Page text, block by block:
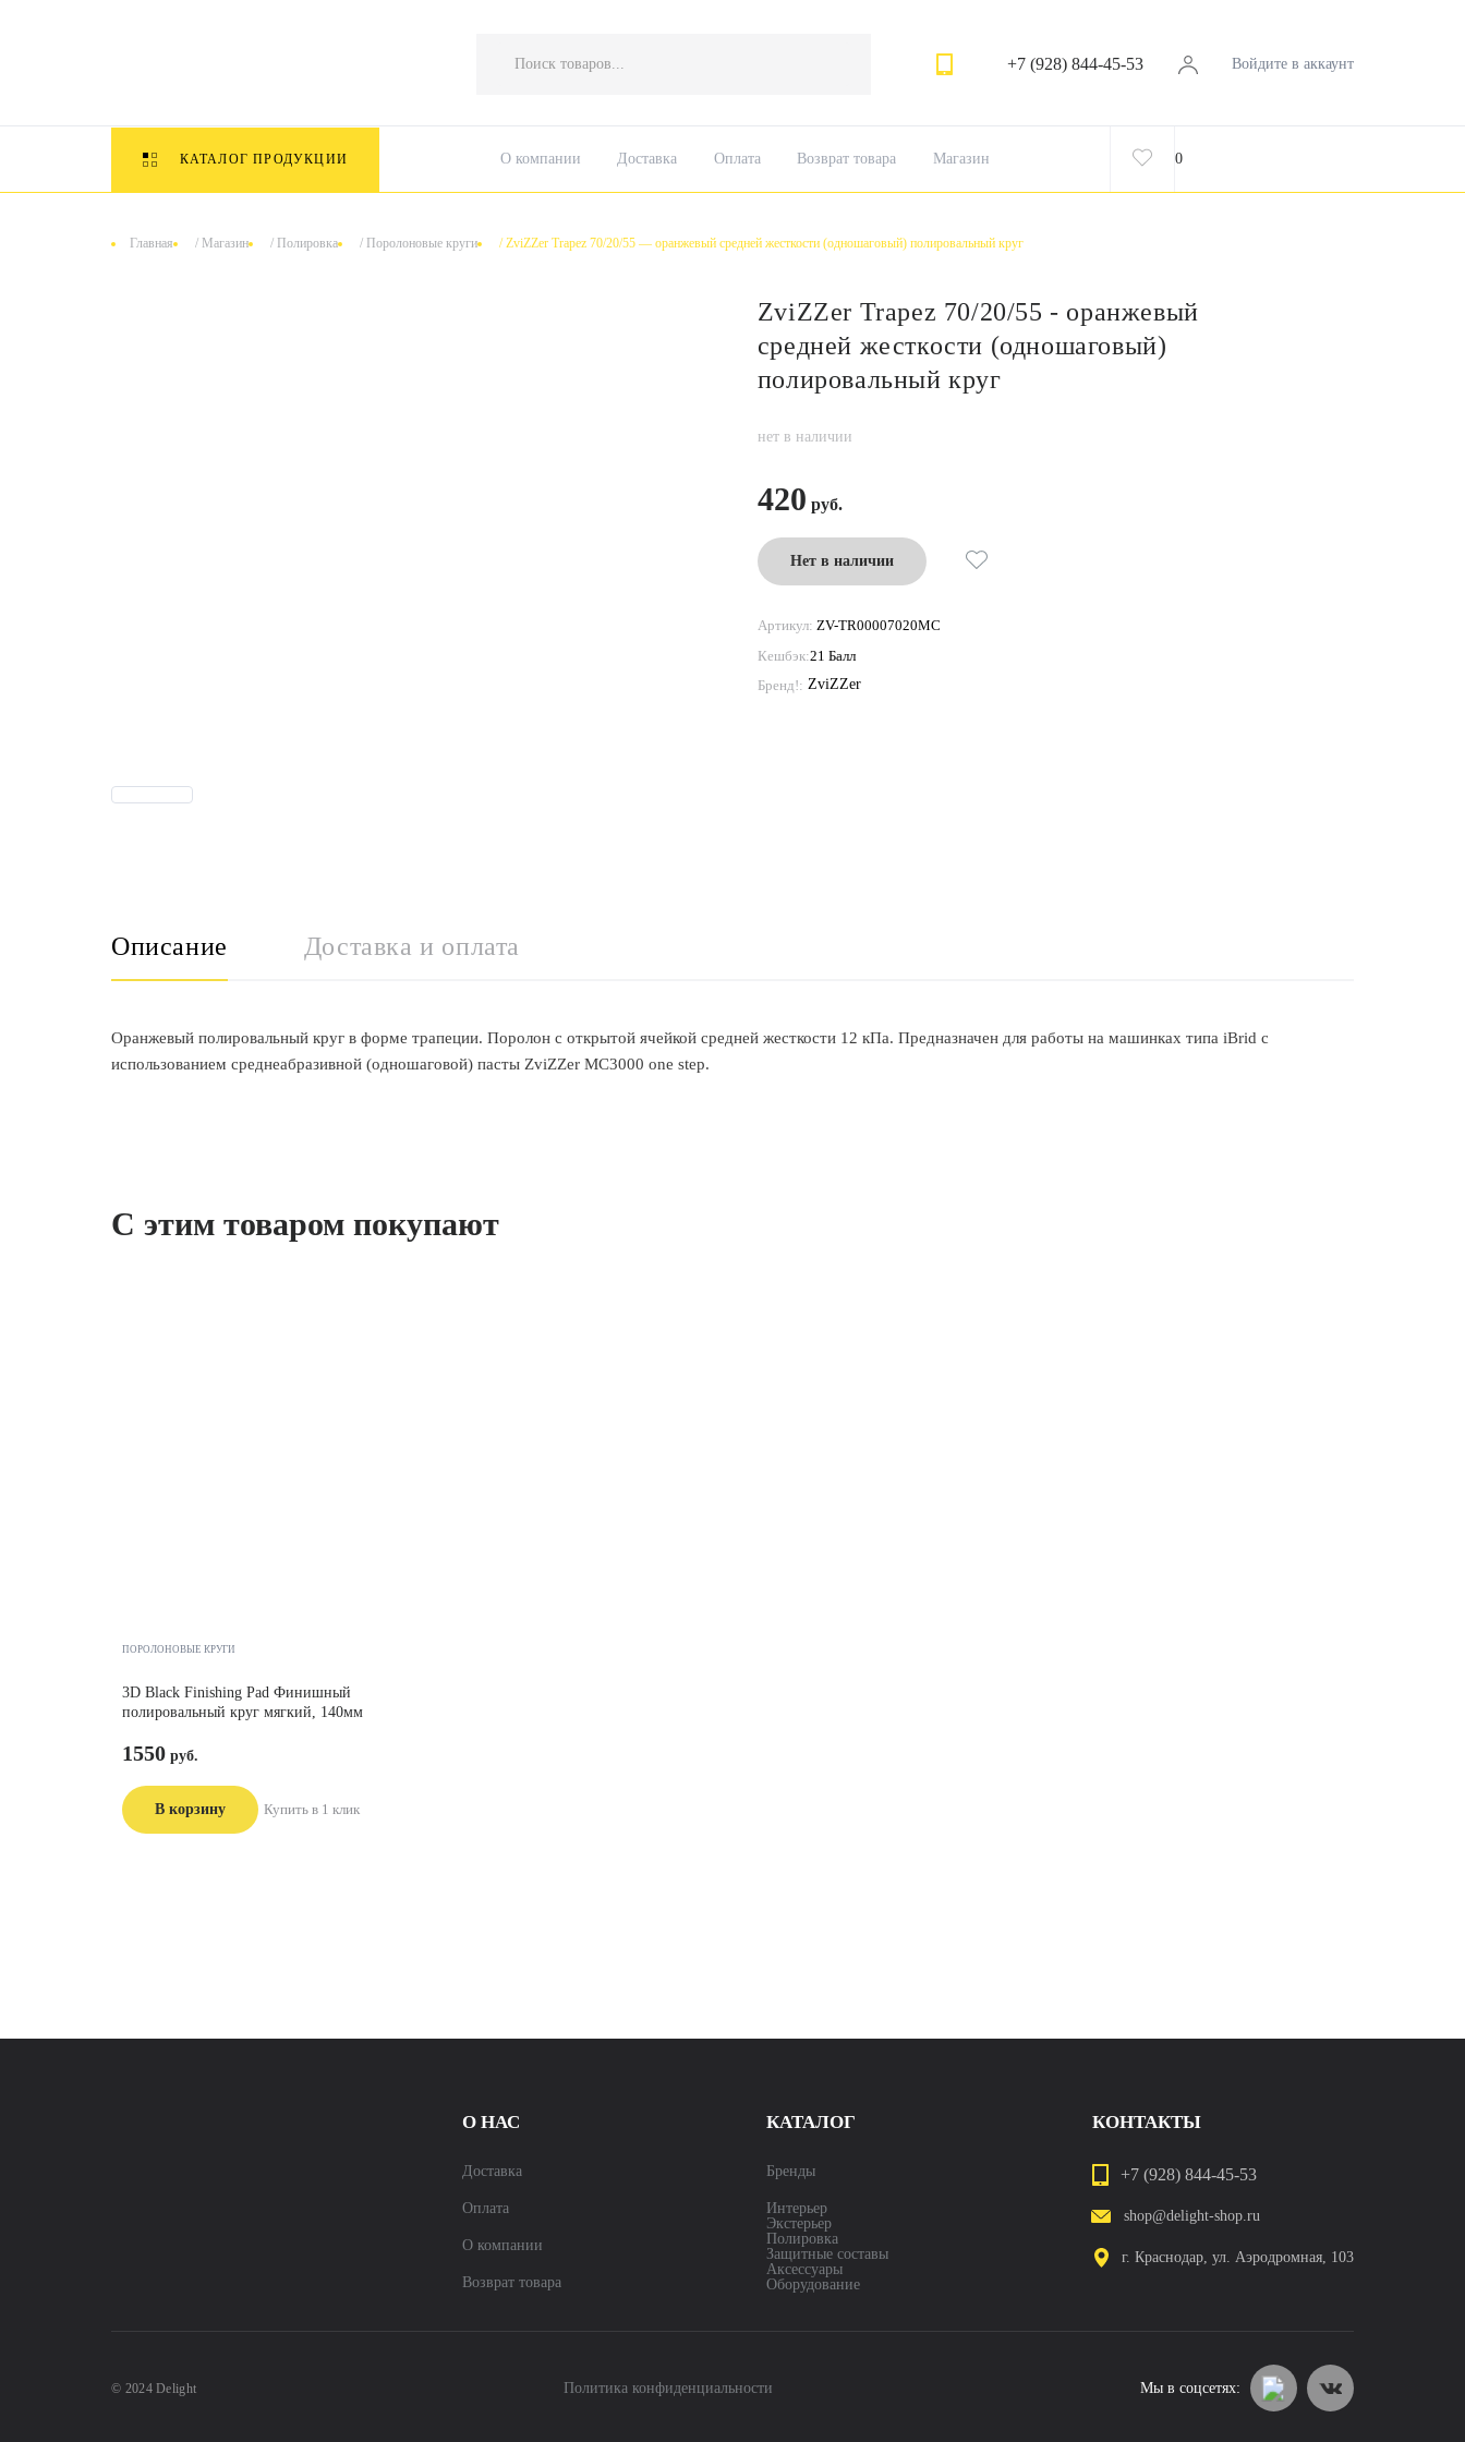
товаров
+7 (928) 844-45-53 Войдите в аккаунт
КАТАЛОГ ПРОДУКЦИИ О компании Доставка Оплата Возврат товара Магазин 0
Главная / Магазин / Полировка / Поролоновые круги /ZviZZer Trapez 70/20/55 — оранжевый средней жесткости (одношаговый) полировальный круг
ZviZZer Trapez 70/20/55 - оранжевый
средней жесткости (одношаговый)
полировальный круг
нет в наличии
420
Нет в наличии
Артикул: ZV-TR00007020MC
Кешбэк:21 Балл
Бренд!: ZviZZer
Описание Доставка и оплата
Оранжевый полировальный круг в форме трапеции. Поролон с открытой ячейкой средней жесткости 12 кПа. Предназначен для работы на машинках типа iBrid с
использованием среднеабразивной (одношаговой) пасты ZviZZer MC3000 one step.
С этим товаром покупают
ПОРОЛОНОВЫЕ КРУГИ
3D Black Finishing Pad Финишный
полировальный круг мягкий, 140мм
1550
В корзину Купить в 1 клик
О НАС
Доставка
Оплата
О компании
Возврат товара
КАТАЛОГ
Бренды
Интерьер
Экстерьер
Полировка
Защитные составы
Аксессуары
Оборудование
КОНТАКТЫ
+7 (928) 844-45-53
shop@delight-shop.ru
г. Краснодар, ул. Аэродромная, 103
© 2024 Delight Политика конфиденциальности Мы в соцсетях: